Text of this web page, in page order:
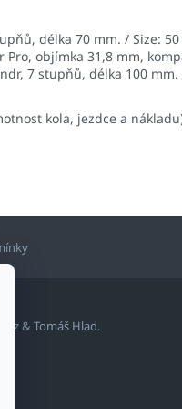
délka 70 mm. / Size:
objímka 31,8 mm,
7 stupňů, délka 100
kola, jezdce a
& Tomáš Hlad.